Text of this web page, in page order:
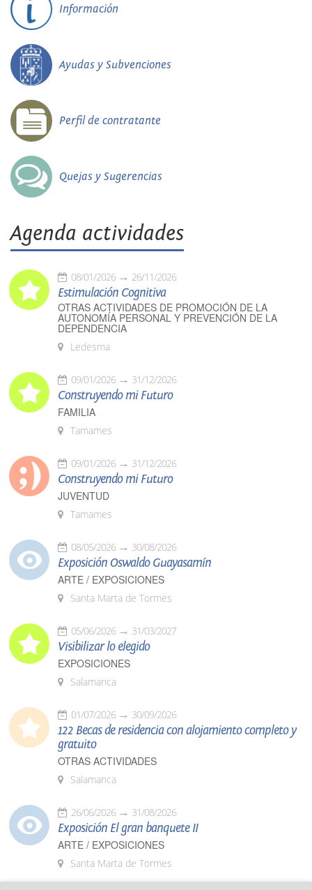
Información
Ayudas y Subvenciones
Perfil de contratante
Quejas y Sugerencias
Agenda actividades
08/01/2026 26/11/2026
Estimulación Cognitiva
OTRAS ACTIVIDADES DE PROMOCIÓN DE LA
AUTONOMÍA PERSONAL Y PREVENCIÓN DE LA
DEPENDENCIA
Ledesma
09/01/2026 31/12/2026
Construyendo mi Futuro
FAMILIA
Tamames
09/01/2026 31/12/2026
Construyendo mi Futuro
JUVENTUD
Tamames
08/05/2026 30/08/2026
Exposición Oswaldo Guayasamín
ARTE / EXPOSICIONES
Santa Marta de Tormes
05/06/2026 31/03/2027
Visibilizar lo elegido
EXPOSICIONES
Salamanca
01/07/2026 30/09/2026
122 Becas de residencia con alojamiento completo y
gratuito
OTRAS ACTIVIDADES
Salamanca
26/06/2026 31/08/2026
Exposición El gran banquete II
ARTE / EXPOSICIONES
Santa Marta de Tormes